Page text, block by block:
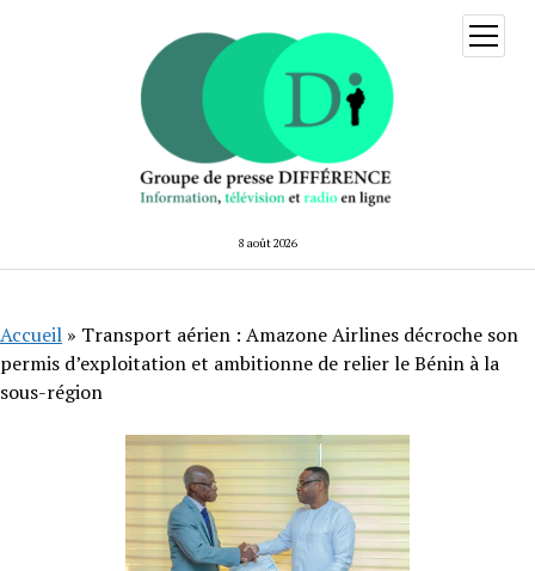
8 août 2026
ouvrir
menu
Accueil » Transport aérien : Amazone Airlines décroche son
permis d’exploitation et ambitionne de relier le Bénin à la
sous-région